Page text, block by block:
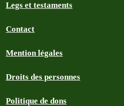
Legs et testaments
Contact
Mention légales
Droits des personnes
Politique de dons